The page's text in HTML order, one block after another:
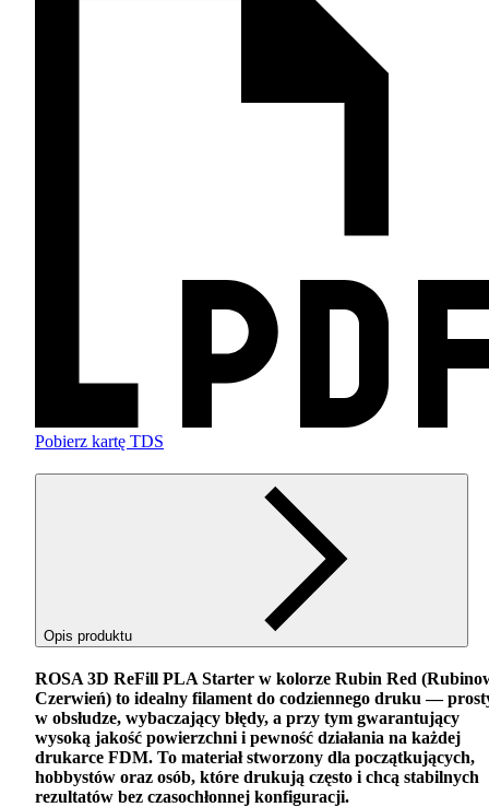
Pobierz kartę TDS
Opis produktu
ROSA 3D ReFill PLA Starter w kolorze Rubin Red
Czerwień) to idealny filament do codziennego druku —
w obsłudze, wybaczający błędy, a przy tym gwarantujący
wysoką jakość powierzchni i pewność działania na każdej
drukarce FDM. To materiał stworzony dla początkujących,
hobbystów oraz osób, które drukują często i chcą stabilnych
rezultatów bez czasochłonnej konfiguracji.